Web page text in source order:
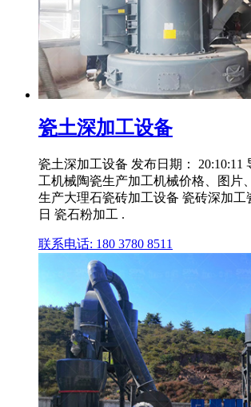
瓷土深加工设备
瓷土深加工设备 发布日期： 20:10:11
工机械陶瓷生产加工机械价格、图片
生产大理石瓷砖加工设备 瓷砖深加工
日 瓷石粉加工 .
联系电话: 180 3780 8511